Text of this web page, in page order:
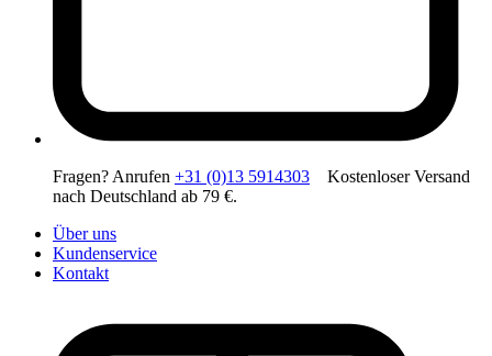
Fragen? Anrufen +31 (0)13 5914303 Kostenloser Versand
nach Deutschland ab 79 €.
Über uns
Kundenservice
Kontakt